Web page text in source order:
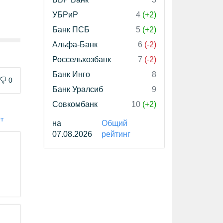
0
УБРиР
4 (+2)
Банк ПСБ
5 (+2)
Альфа-Банк
6 (-2)
Россельхозбанк
7 (-2)
Банк Инго
8
Банк Уралсиб
9
Совкомбанк
10 (+2)
на
07.08.2026
Общий
рейтинг